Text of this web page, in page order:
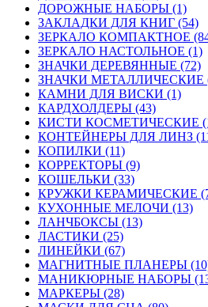
ДОРОЖНЫЕ НАБОРЫ (1)
ЗАКЛАДКИ ДЛЯ КНИГ (54)
ЗЕРКАЛО КОМПАКТНОЕ
ЗЕРКАЛО НАСТОЛЬНОЕ (1)
ЗНАЧКИ ДЕРЕВЯННЫЕ (72)
ЗНАЧКИ МЕТАЛЛИЧЕСКИЕ
КАМНИ ДЛЯ ВИСКИ (1)
КАРДХОЛДЕРЫ (43)
КИСТИ КОСМЕТИЧЕСКИЕ
КОНТЕЙНЕРЫ ДЛЯ ЛИНЗ
КОПИЛКИ (11)
КОРРЕКТОРЫ (9)
КОШЕЛЬКИ (33)
КРУЖКИ КЕРАМИЧЕСКИЕ
КУХОННЫЕ МЕЛОЧИ (13)
ЛАНЧБОКСЫ (13)
ЛАСТИКИ (25)
ЛИНЕЙКИ (67)
МАГНИТНЫЕ ПЛАНЕРЫ
МАНИКЮРНЫЕ НАБОРЫ
МАРКЕРЫ (28)